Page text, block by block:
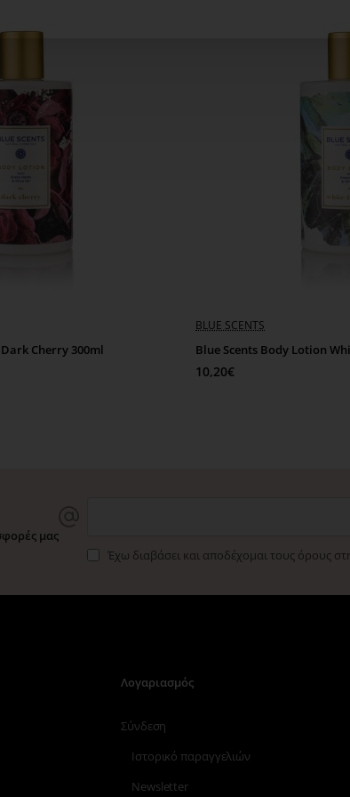
Cherry 300ml
BLUE SCENTS
Blue Scents Body Lotion
10,20€
μας
Έχω διαβάσει και αποδέχομαι τους όρους
Λογαριασμός
Σύνδεση
Ιστορικό παραγγελιών
Newsletter